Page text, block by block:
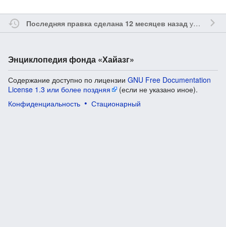
Последняя правка сделана 12 месяцев назадучастником
Энциклопедия фонда «Хайазг»
Содержание доступно по лицензии GNU Free Documentation
License 1.3 или более поздняя
(если не указано иное).
Конфиденциальность
Стационарный